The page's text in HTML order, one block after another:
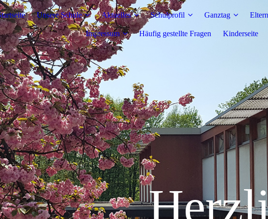
Unsere Schule Aktuelles Schulprofil Ganztag
Impressum Häufig gestellte Fragen Kinderseite